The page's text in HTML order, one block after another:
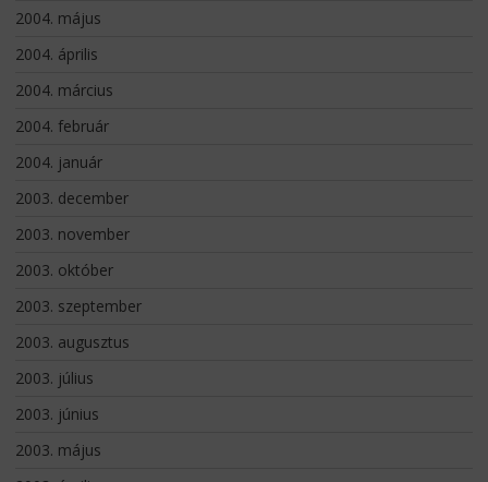
2004. május
2004. április
2004. március
2004. február
2004. január
2003. december
2003. november
2003. október
2003. szeptember
2003. augusztus
2003. július
2003. június
2003. május